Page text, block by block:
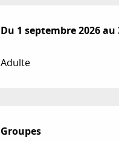
Du 1 septembre 2026au
Du 1 septembre 2026au
Adulte
Groupes
Groupes